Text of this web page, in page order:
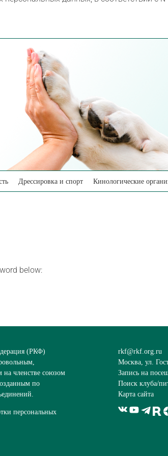
Дрессировка и спорт Кинологические
below:
(РКФ)
членстве союзом
по
персональных
rkf@rkf.org.ru
Москва, ул.
Запись на
Поиск клуба/
Карта сайта